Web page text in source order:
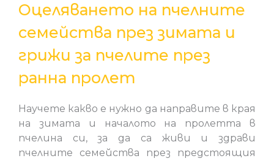
Оцеляването на пчелните
семейства през зимата и
грижи за пчелите през
ранна пролет
Научете какво е нужно да направите в края
на зимата и началото на пролетта в
пчелина си, за да са живи и здрави
пчелните семейства през предстоящия